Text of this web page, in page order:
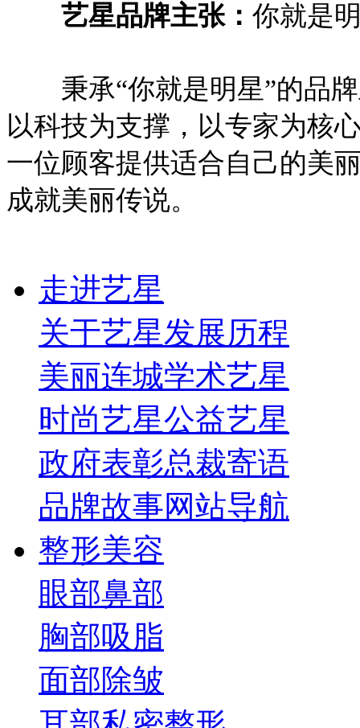
艺星品牌主张： 你就是
秉承“你就是明星”的品牌
以科技为支撑，以专家为核
一位顾客提供适合自己的美
成就美丽传说。
走进艺星
关于艺星发展历程
美丽连城学术艺星
时尚艺星公益艺星
政府表彰总裁寄语
品牌故事网站导航
整形美容
眼部鼻部
胸部吸脂
面部除皱